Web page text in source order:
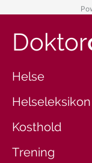
Doktor
Helse
Helseleksikon
Kosthold
Trening